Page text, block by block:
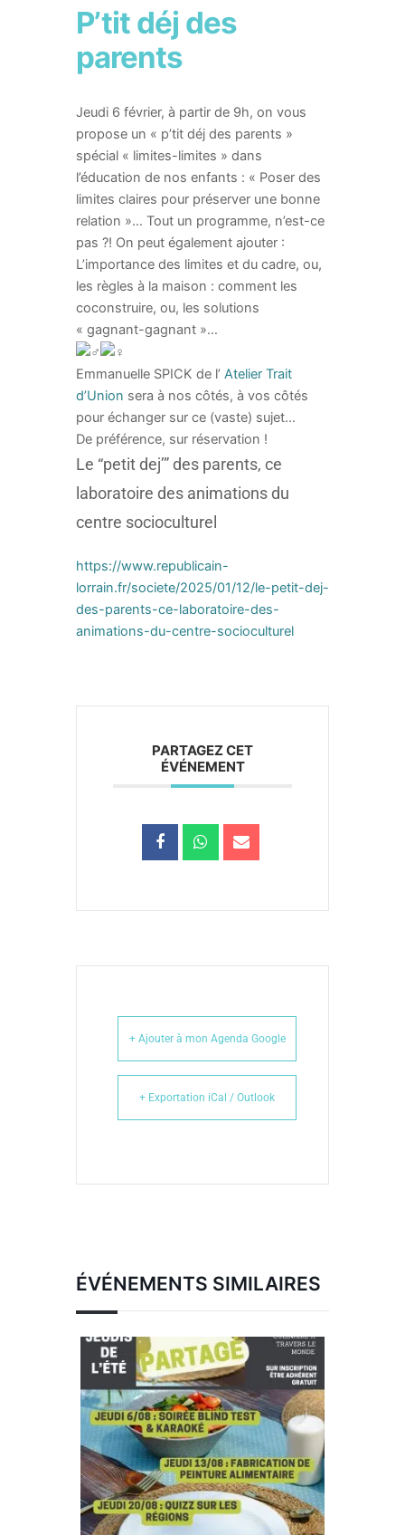
P’tit déj des
parents
Jeudi 6 février, à partir de 9h, on vous
propose un « p’tit déj des parents »
spécial « limites-limites » dans
l’éducation de nos enfants : « Poser des
limites claires pour préserver une bonne
relation »… Tout un programme, n’est-ce
pas ?! On peut également ajouter :
L’importance des limites et du cadre, ou,
les règles à la maison : comment les
coconstruire, ou, les solutions
« gagnant-gagnant »…
Emmanuelle SPICK de l’ Atelier Trait
d’Union sera à nos côtés, à vos côtés
pour échanger sur ce (vaste) sujet…
De préférence, sur réservation !
Le “petit dej’” des parents, ce
laboratoire des animations du
centre socioculturel
https://www.republicain-
lorrain.fr/societe/2025/01/12/le-petit-dej-
des-parents-ce-laboratoire-des-
animations-du-centre-socioculturel
PARTAGEZ CET
ÉVÉNEMENT
+ Ajouter à mon Agenda Google
+ Exportation iCal / Outlook
ÉVÉNEMENTS SIMILAIRES